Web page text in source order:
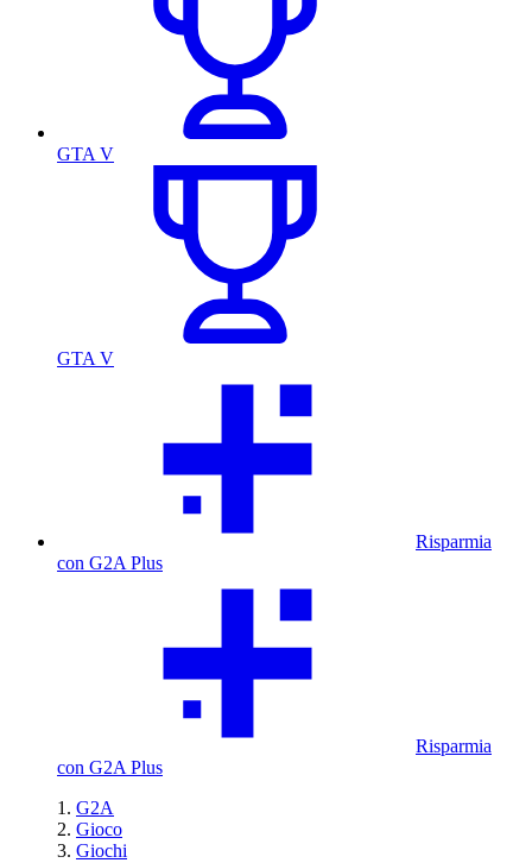
GTA V
GTA V
Risparmia
con G2A Plus
Risparmia
con G2A Plus
G2A
Gioco
Giochi